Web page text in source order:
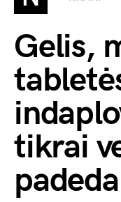
Gelis,
tikrai